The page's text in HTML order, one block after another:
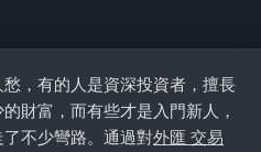
，有的人是資深投資者，擅長
財富，而有些才是入門新人，
不少彎路。通過對外匯 交易